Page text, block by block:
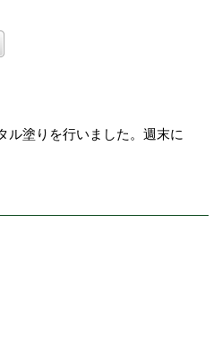
ル塗りを行いました。週末に